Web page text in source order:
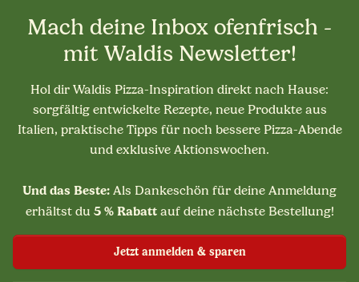
Mach deine Inbox ofenfrisch -
mit Waldis Newsletter!
Hol dir Waldis Pizza-Inspiration direkt nach Hause:
sorgfältig entwickelte Rezepte, neue Produkte aus
Italien, praktische Tipps für noch bessere Pizza-Abende
und exklusive Aktionswochen.
Und das Beste: Als Dankeschön für deine Anmeldung
erhältst du 5 % Rabattauf deine nächste Bestellung!
Jetzt anmelden & sparen